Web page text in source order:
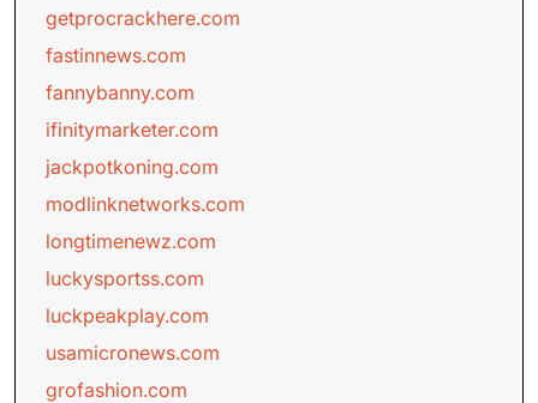
getprocrackhere.com
fastinnews.com
fannybanny.com
ifinitymarketer.com
jackpotkoning.com
modlinknetworks.com
longtimenewz.com
luckysportss.com
luckpeakplay.com
usamicronews.com
grofashion.com